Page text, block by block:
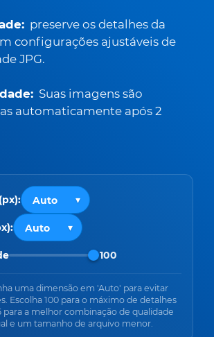
preserve os detalhes da
configurações ajustáveis de
JPG.
Suas imagens são
automaticamente após 2
100
uma dimensão em 'Auto' para evitar
Escolha 100 para o máximo de detalhes
para a melhor combinação de qualidade
e um tamanho de arquivo menor.